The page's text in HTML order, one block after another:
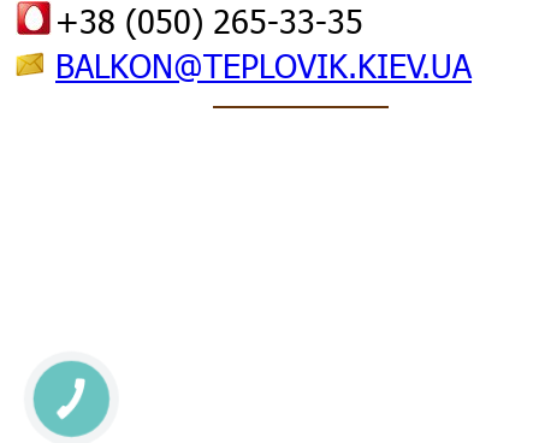
+38 (050) 265-33-35
BALKON@TEPLOVIK.KIEV.UA